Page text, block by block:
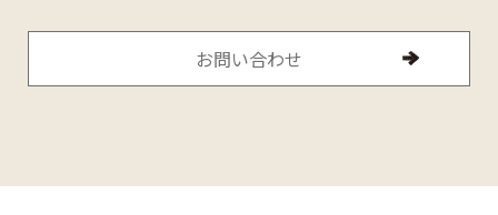
お問い合わせ